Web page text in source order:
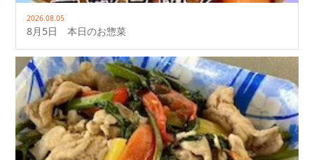
2026.08.05
8月5日 本日のお惣菜